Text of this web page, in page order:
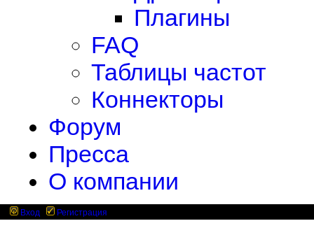
Плагины
FAQ
Таблицы частот
Коннекторы
Форум
Пресса
О компании
Вход Регистрация